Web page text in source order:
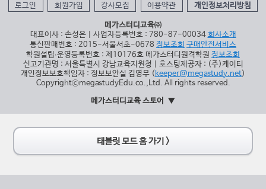
로그인 회원가입 강사모집 이용약관 개인정보처리방침
메가스터디교육㈜
대표이사 : 손성은 | 사업자등록번호 : 780-87-00034 회사소개
통신판매번호 : 2015-서울서초-0678 정보조회 구매안전서비스
학원설립∙운영등록번호 : 제10176호 메가스터디원격학원 정보조회
신고기관명 : 서울특별시 강남교육지원청 | 호스팅제공자 : (주)케이티
개인정보보호책임자 : 정보보안실 김영무 (keeper@megastudy.net)
CopyrightⓒmegastudyEdu.co.,Ltd. All rights reserved.
메가스터디교육 스토어
태블릿 모드 홈 가기 >